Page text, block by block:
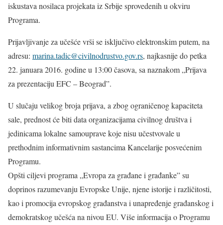
iskustava nosilaca projekata iz Srbije sprovedenih u okviru
Programa.
Prijavljivanje za učešće vrši se isključivo elektronskim putem, na
adresu: marina.tadic@civilnodrustvo.gov.rs, najkasnije do petka
22. januara 2016. godine u 13:00 časova, sa naznakom „Prijava
za prezentaciju EFC – Beograd”.
U slučaju velikog broja prijava, a zbog ograničenog kapaciteta
sale, prednost će biti data organizacijama civilnog društva i
jedinicama lokalne samouprave koje nisu učestvovale u
prethodnim informativnim sastancima Kancelarije posvećenim
Programu.
Opšti ciljevi programa „Evropa za građane i građanke” su
doprinos razumevanju Evropske Unije, njene istorije i različitosti,
kao i promocija evropskog građanstva i unapređenje građanskog i
demokratskog učešća na nivou EU. Više informacija o Programu